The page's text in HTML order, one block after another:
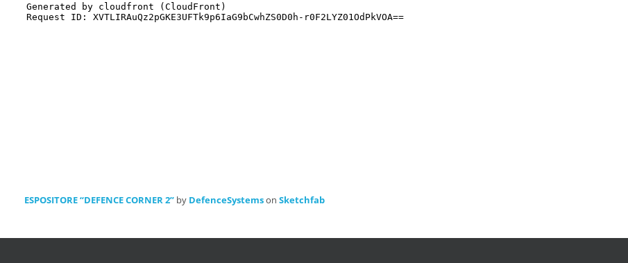
ESPOSITORE “DEFENCE CORNER 2” by DefenceSystemson Sketchfab